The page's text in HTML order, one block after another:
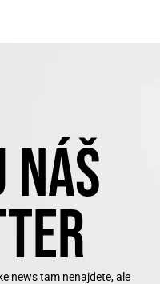
NÁŠ
news tam nenajdete, ale